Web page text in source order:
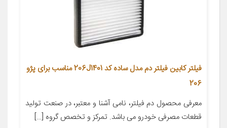
فیلتر کابین فیلتر دم مدل ساده کد 206J1401 مناسب برای پژو
206
معرفی محصول دم فیلتر، نامی آشنا و معتبر، در صنعت تولید
قطعات مصرفی خودرو می باشد. تمرکز و تخصص گروه […]